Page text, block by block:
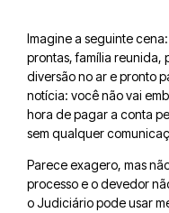
Imagine a seguinte
prontas, família reunida,
diversão no ar e pronto
notícia: você não vai
hora de pagar a conta
sem qualquer
Parece exagero, mas
processo e o devedor
o Judiciário pode usar